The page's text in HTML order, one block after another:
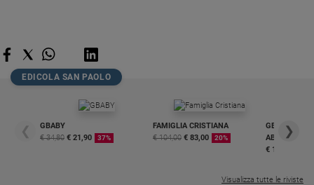
Arte
Genitori
EDICOLA SAN PAOLO
❮
GBABY
€ 34,80 € 21,90 37%
FAMIGLIA CRISTIANA
€ 104,00 € 83,00 20%
GBABY
€ 16,99
❯
Visualizza tutte le riviste